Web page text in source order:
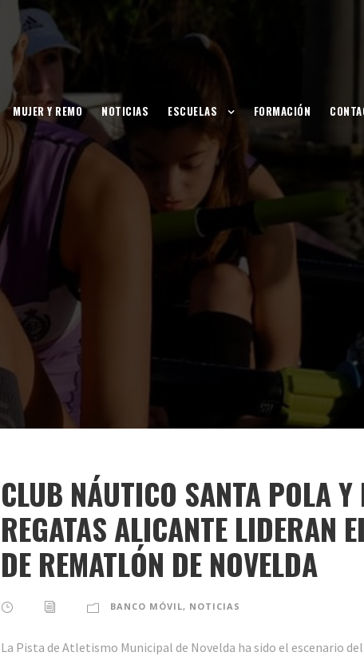
MUJER Y REMO NOTICIAS ESCUELAS FORMACIÓN
CLUB NÁUTICO SANTA POLA Y
REGATAS ALICANTE LIDERAN
DE REMATLÓN DE NOVELDA
BANCO MÓVIL, NOTICIAS
La Pista de Atletismo Municipal de Novelda ha sido el escenario